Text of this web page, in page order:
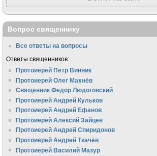
Вопрос священнику
Все ответы на вопросы
Ответы священников:
Протоиерей Пётр Винник
Протоиерей Олег Махнёв
Священник Федор Людоговский
Протоиерей Андрей Кульков
Протоиерей Андрей Ефанов
Протоиерей Алексий Зайцев
Протоиерей Андрей Спиридонов
Протоиерей Андрей Ткачёв
Протоиерей Василий Мазур